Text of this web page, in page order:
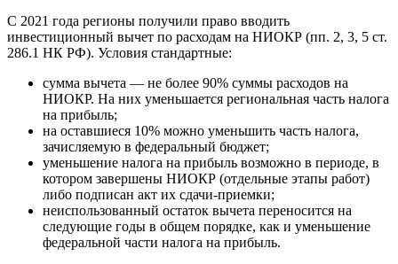
С 2021 года регионы получили право вводить
инвестиционный вычет по расходам на НИОКР (пп. 2, 3, 5 ст.
286.1 НК РФ). Условия стандартные:
сумма вычета — не более 90% суммы расходов на
НИОКР. На них уменьшается региональная часть налога
на прибыль;
на оставшиеся 10% можно уменьшить часть налога,
зачисляемую в федеральный бюджет;
уменьшение налога на прибыль возможно в периоде, в
котором завершены НИОКР (отдельные этапы работ)
либо подписан акт их сдачи-приемки;
неиспользованный остаток вычета переносится на
следующие годы в общем порядке, как и уменьшение
федеральной части налога на прибыль.